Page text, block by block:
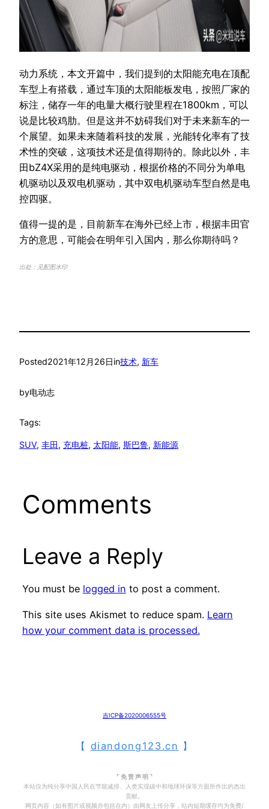
动力系统，本文开篇中，我们提到的太阳能充电在顶配
车型上有搭载，通过车顶的太阳能板发电，按照厂家的
标注，储存一年的电量大概行驶里程在1800km，可以
说是比较鸡肋。但是这并不妨碍我们对于未来新车的一
个展望。如果未来随着科技的发展，光能转化率有了技
术性的突破，这项技术还是值得期待的。除此以外，丰
田bZ4X采用的是纯电驱动，根据价格的不同分为单电
机驱动以及双电机驱动，其中双电机驱动车型自然是电
控四驱。
值得一提的是，目前新车在海外已经上市，根据丰田官
方的意思，可能会在明年引入国内，那么你期待吗？
出处：见配图水印
Posted2021年12月26日in技术, 新车
by电动志
Tags:
SUV, 丰田, 充电桩, 太阳能, 斯巴鲁, 新能源
Comments
Leave a Reply
You must be logged in to post a comment.
This site uses Akismet to reduce spam. Learn
how your comment data is processed.
吉ICP备2020006555号
【 diandong123.cn 】
⌜ 免 责 声 明 ⌝
本站仅为纯分享中国人民在节能减排、人类实现碳中和地球环保等方面所作出的杰出
贡献。
网页内容（如有图片或视频亦包括在内）由网友上传分享，站内短期缓存均为免费/